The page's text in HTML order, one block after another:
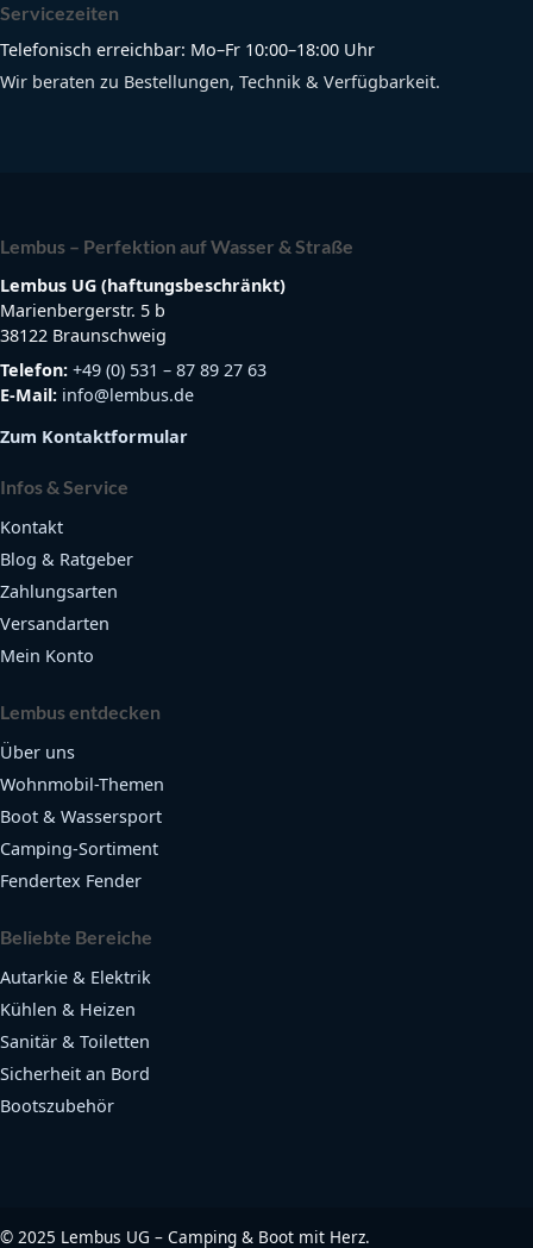
Servicezeiten
Telefonisch erreichbar: Mo–Fr 10:00–18:00 Uhr
Wir beraten zu Bestellungen, Technik & Verfügbarkeit.
Lembus – Perfektion auf Wasser & Straße
Lembus UG (haftungsbeschränkt)
Marienbergerstr. 5 b
38122 Braunschweig
Telefon: +49 (0) 531 – 87 89 27 63
E-Mail: info@lembus.de
Zum Kontaktformular
Infos & Service
Kontakt
Blog & Ratgeber
Zahlungsarten
Versandarten
Mein Konto
Lembus entdecken
Über uns
Wohnmobil-Themen
Boot & Wassersport
Camping-Sortiment
Fendertex Fender
Beliebte Bereiche
Autarkie & Elektrik
Kühlen & Heizen
Sanitär & Toiletten
Sicherheit an Bord
Bootszubehör
© 2025 Lembus UG – Camping & Boot mit Herz.